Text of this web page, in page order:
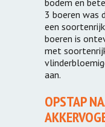
bodem en
3 boeren was
een
boeren is
met
aan.
OPSTAP